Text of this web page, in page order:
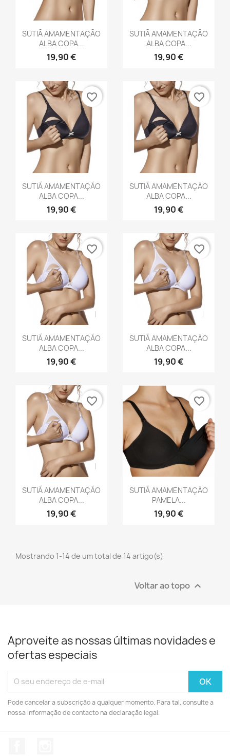
 Vista rápida
SUTIÃ AMAMENTAÇÃO
ALBA COPA...
19,90 €
 Vista rápida
SUTIÃ AMAMENTAÇÃO
ALBA COPA...
19,90 €
 Vista rápida
SUTIÃ AMAMENTAÇÃO
ALBA COPA...
19,90 €
favorite_border
 Vista rápida
SUTIÃ AMAMENTAÇÃO
ALBA COPA...
19,90 €
favorite_border
 Vista rápida
SUTIÃ AMAMENTAÇÃO
ALBA COPA...
19,90 €
favorite_border
 Vista rápida
SUTIÃ AMAMENTAÇÃO
ALBA COPA...
19,90 €
favorite_border
 Vista rápida
SUTIÃ AMAMENTAÇÃO
ALBA COPA...
19,90 €
favorite_border
 Vista rápida
SUTIÃ AMAMENTAÇÃO
PAMELA...
19,90 €
favorite_border
Mostrando 1-14 de um total de 14 artigo(s)
Voltar ao topo 
Aproveite as nossas últimas novidades e
ofertas especiais
Pode cancelar a subscrição a qualquer momento. Para tal, consulte a
nossa informação de contacto na declaração legal.